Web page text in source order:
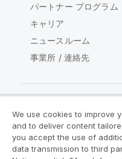
パートナー プログラム
キャリア
ニュースルーム
事業所 / 連絡先
Qlik コ
法的契約 製品規約
We use cookies to improve
and to deliver content
you accept the use of
data transmission to third